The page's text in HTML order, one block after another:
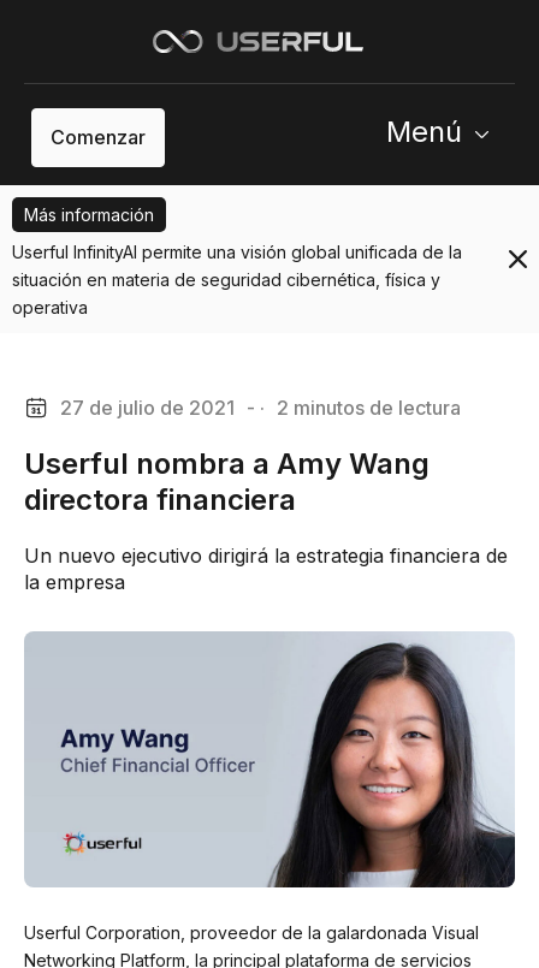
Comenzar Menú
Más información
Userful InfinityAI permite una visión global unificada de la
situación en materia de seguridad cibernética, física y
operativa
27 de julio de 2021 - · 2 minutos de lectura
Userful nombra a Amy Wang
directora financiera
Un nuevo ejecutivo dirigirá la estrategia financiera de
la empresa
Userful Corporation, proveedor de la galardonada Visual
Networking Platform, la principal plataforma de servicios